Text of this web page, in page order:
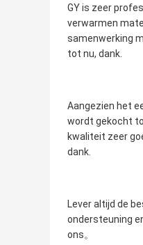
GY is zeer
verwarmen
samenwerking
tot nu, dank.
Aangezien het
wordt gekocht
kwaliteit zeer
dank.
Lever altijd de
ondersteuning
ons。